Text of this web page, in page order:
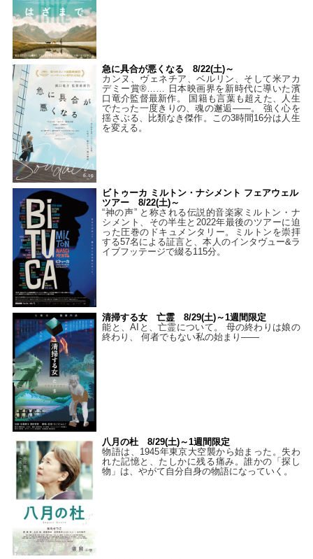
急に具合が悪くなる 8/22(土)～
カンヌ、ヴェネチア、ベルリン、そして米アカ
デミー賞®…… 日本映画界を新時代に導いた濱
口竜介監督最新作。 国籍も言葉も超えた、人生
でたった一度きりの、魂の邂逅――。 強く心を
揺さぶる、比類なき傑作。この3時間16分は人生
を変える。
ビトゥーカ ミルトン・ナシメント フェアウェル
ツアー 8/22(土)～
“神の声” と称される伝説的音楽家ミルトン・ナ
シメント、その半生と2022年最後のツアーに迫
った圧巻のドキュメンタリー。ミルトンを崇拝
する57名による証言と、本人のインタヴュー&ラ
イブフッテージで綴る115分。
清掃する女 亡霊 8/29(土)～1週間限定
能と、AIと、亡霊について。 母の終わりは娘の
終わり、 何者でもない私の始まり――
八月の杜 8/29(土)～1週間限定
物語は、1945年東京大空襲から始まった。失わ
れた記憶と、たしかに残る痛み。誰かの「探し
物」は、やがて自分自身の物語になっていく。